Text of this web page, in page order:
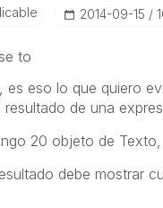
‎2014-09-15
to
es eso lo que quiero
resultado de una
20 objeto de
debe mostrar